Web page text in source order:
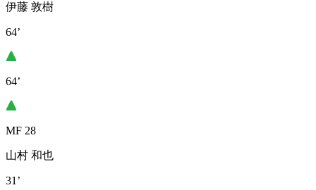
伊藤 敦樹
64’
64’
MF 28
山村 和也
31’